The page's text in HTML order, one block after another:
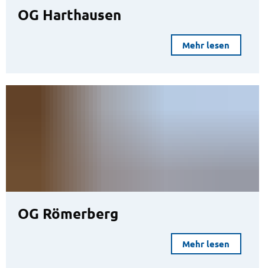
OG Harthausen
Mehr lesen
OG Römerberg
Mehr lesen